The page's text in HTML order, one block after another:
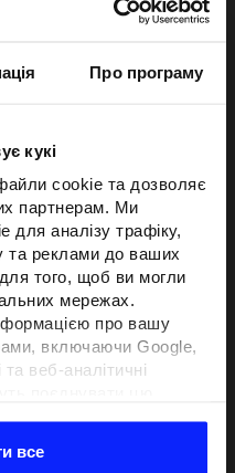
Про програму
кукі
cookie та дозволяє
партнерам. Ми
для аналізу трафіку,
та реклами до ваших
того, щоб ви могли
мережах.
про вашу
включаючи Google,
веб-аналітичні
вами їхніх
все